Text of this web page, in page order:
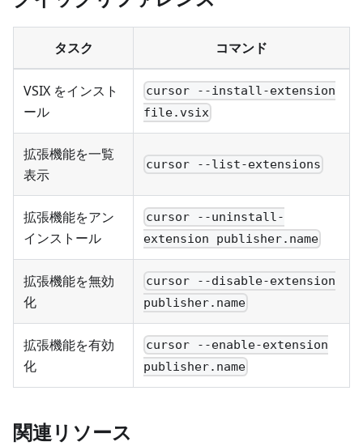
タスク コマンド
VSIX をインスト
ール
cursor --install-extension
file.vsix
拡張機能を一覧
表示
cursor --list-extensions
拡張機能をアン
インストール
cursor --uninstall-
extension publisher.name
拡張機能を無効
化
cursor --disable-extension
publisher.name
拡張機能を有効
化
cursor --enable-extension
publisher.name
関連リソース